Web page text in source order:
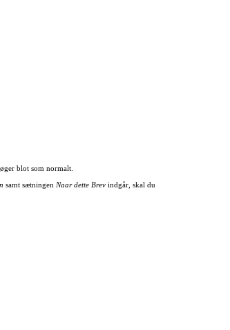
blot som normalt.
samt sætningen Naar dette Brevindgår, skal du